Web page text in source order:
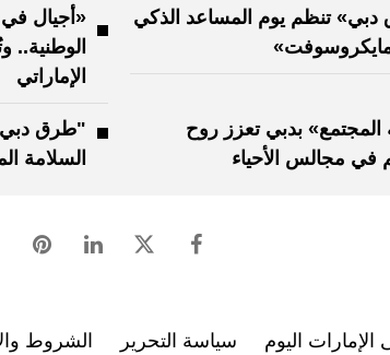
تنظم يوم المساعد الذكي
«أجيال
الوطنية..
الإماراتي
المجتمع» بدبي تعزز روح
في مجالس الأحياء
"طرق
السلامة
اليوم سياسة التحرير الشروط